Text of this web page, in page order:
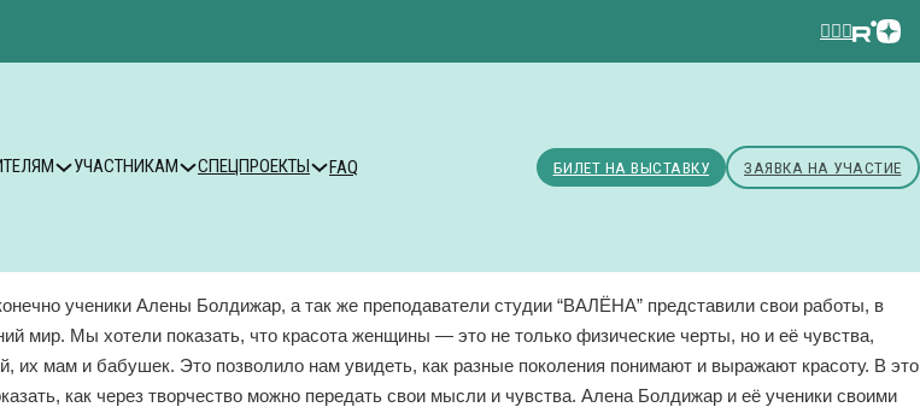
УЧАСТНИКАМ СПЕЦПРОЕКТЫ FAQ БИЛЕТ НА ВЫСТАВКУ ЗАЯВКА НА УЧАСТИЕ
ученики Алены Болдижар, а так же преподаватели студии “ВАЛЁНА” представили свои работы, в
мир. Мы хотели показать, что красота женщины — это не только физические черты, но и её чувства,
мам и бабушек. Это позволило нам увидеть, как разные поколения понимают и выражают красоту. В это
как через творчество можно передать свои мысли и чувства. Алена Болдижар и её ученики своими